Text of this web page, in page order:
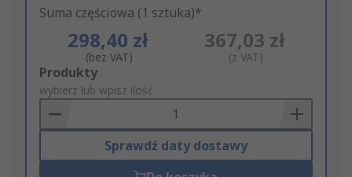
Suma częściowa (1 sztuka)*
298,40 zł
(bez VAT)
367,03 zł
(z VAT)
Add
to
Basket
Produkty
wybierz lub wpisz ilość
Sprawdź daty dostawy